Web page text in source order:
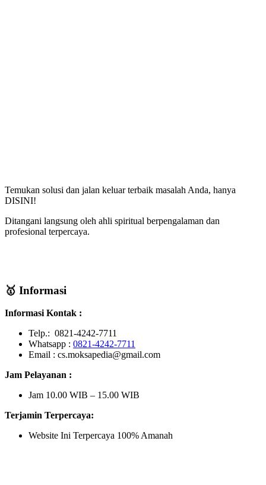
Temukan solusi dan jalan keluar terbaik masalah Anda, hanya
DISINI!
Ditangani langsung oleh ahli spiritual berpengalaman dan
profesional terpercaya.
🥇 Informasi
Informasi Kontak :
Telp.: 0821-4242-7711
Whatsapp : 0821-4242-7711
Email : cs.moksapedia@gmail.com
Jam Pelayanan :
Jam 10.00 WIB – 15.00 WIB
Terjamin Terpercaya:
Website Ini Terpercaya 100% Amanah